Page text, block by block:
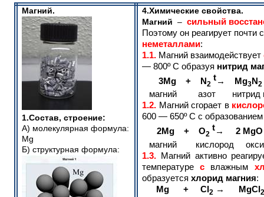
Магний.
1.Состав, строение:
А) молекулярная формула:
Мg
Б) структурная формула:
4.Химические свойства.
Магний –сильный
Поэтому он реагирует почти
неметаллами:
1.1. Магний взаимодействует
— 800º С образуя нитрид
3Mg + N2
t→ Mg3N2
магний азот нитрид
1.2. Магний сгорает в
600 — 650º С с
2Mg + O2
t→ 2
магний кислород
1.3.
Магний активно
температурес влажным
образуетсяхлорид магния:
Mg + Cl 2 → MgCl